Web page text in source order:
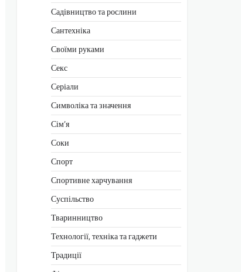
Садівництво та рослини
Сантехніка
Своїми руками
Секс
Серіали
Символіка та значення
Сім’я
Соки
Спорт
Спортивне харчування
Суспільство
Тваринництво
Технології, техніка та гаджети
Традиції